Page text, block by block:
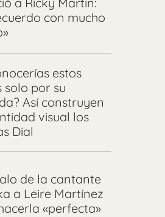
con mucho
estos
solo por su
Así construyen
visual los
Dial
de la cantante
a Leire Martínez
«perfecta»